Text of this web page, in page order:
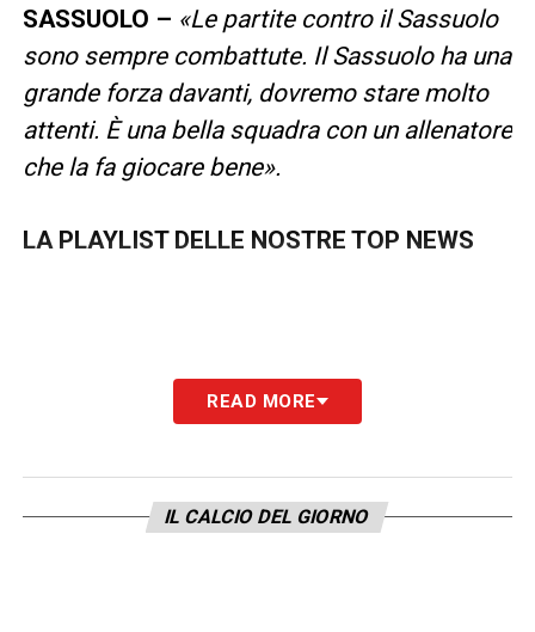
SASSUOLO – «Le partite contro il Sassuolo
sono sempre combattute. Il Sassuolo ha una
grande forza davanti, dovremo stare molto
attenti. È una bella squadra con un allenatore
che la fa giocare bene».
LA PLAYLIST DELLE NOSTRE TOP NEWS
READ MORE
IL CALCIO DEL GIORNO